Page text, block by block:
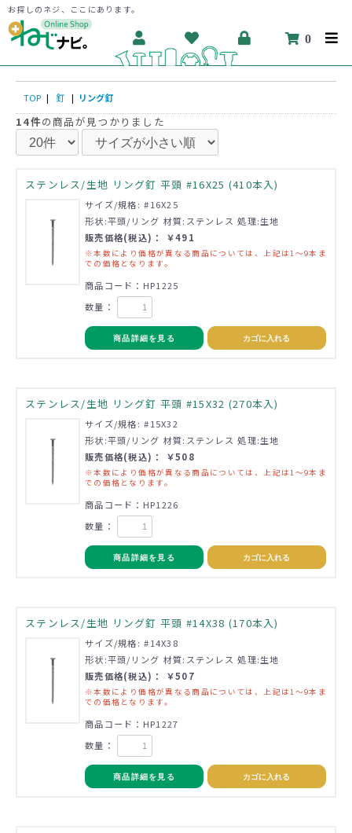
お探しのネジ、ここにあります。
0
TOP | 釘 | リング釘
14件の商品が見つかりました
ステンレス/生地 リング釘 平頭 #16X25 (410本入)
サイズ/規格: #16X25
形状:平頭/リング 材質:ステンレス 処理:生地
販売価格(税込)： ￥491
※本数により価格が異なる商品については、上記は1～9本ま
での価格となります。
商品コード：HP1225
数量：
商品詳細を見る カゴに入れる
ステンレス/生地 リング釘 平頭 #15X32 (270本入)
サイズ/規格: #15X32
形状:平頭/リング 材質:ステンレス 処理:生地
販売価格(税込)： ￥508
※本数により価格が異なる商品については、上記は1～9本ま
での価格となります。
商品コード：HP1226
数量：
商品詳細を見る カゴに入れる
ステンレス/生地 リング釘 平頭 #14X38 (170本入)
サイズ/規格: #14X38
形状:平頭/リング 材質:ステンレス 処理:生地
販売価格(税込)： ￥507
※本数により価格が異なる商品については、上記は1～9本ま
での価格となります。
商品コード：HP1227
数量：
商品詳細を見る カゴに入れる